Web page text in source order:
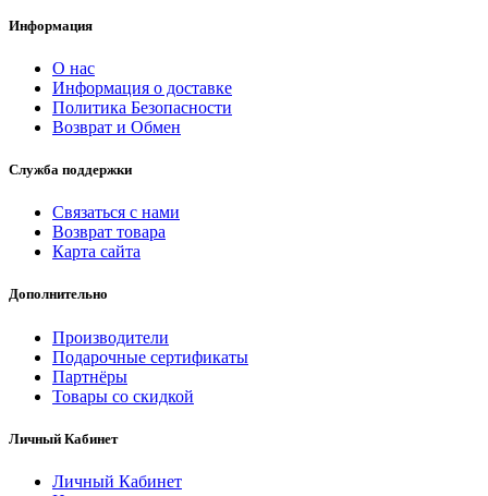
Информация
О нас
Информация о доставке
Политика Безопасности
Возврат и Обмен
Служба поддержки
Связаться с нами
Возврат товара
Карта сайта
Дополнительно
Производители
Подарочные сертификаты
Партнёры
Товары со скидкой
Личный Кабинет
Личный Кабинет